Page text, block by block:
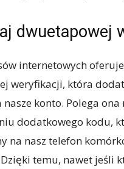
dwuetapowej
internetowych
weryfikacji, która
nasze konto. Polega ona
dodatkowego kodu,
na nasz telefon
temu, nawet jeśli